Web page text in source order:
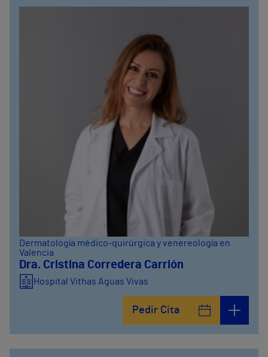
Dermatología médico-quirúrgica y venereología en
Valencia
Dra. Cristina Corredera Carrión
Hospital Vithas Aguas Vivas
Pedir Cita